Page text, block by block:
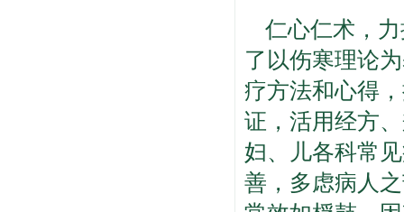
仁心仁术，
了以伤寒理论
疗方法和心得
证，活用经方
妇、儿各科常
善，多虑病人